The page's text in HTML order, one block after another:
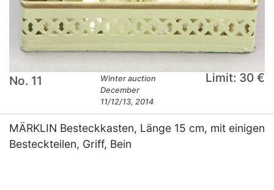
No. 11
Winter auction
December
11/12/13, 2014
Limit: 30 €
MÄRKLIN Besteckkasten, Länge 15 cm, mit einigen
Besteckteilen, Griff, Bein